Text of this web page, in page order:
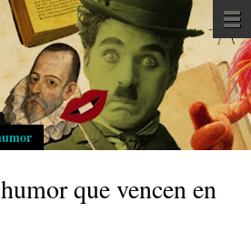
Pasar
al
contenido
principal
que vencen en